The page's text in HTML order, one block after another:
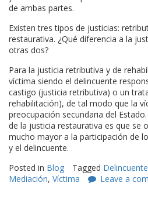
de ambas partes.
Existen tres tipos de justicias:
restaurativa. ¿Qué diferencia a la
otras dos?
Para la justicia retributiva y de
víctima siendo el delincuente
castigo (justicia retributiva) o un
rehabilitación), de tal modo que la
preocupación secundaria del
de la justicia restaurativa es que se
mucho mayor a la participación de
y el delincuente.
Posted in Blog Tagged Delincuente
Mediación, Víctima Leave a